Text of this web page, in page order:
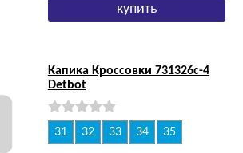
Капика Кроссовки 731326с-4
Detbot
31 32 33 34 35